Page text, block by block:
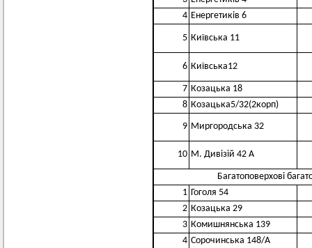
4 Енергетиків 6
5 Київська 11
6 Київська12
7 Козацька 18
8 Козацька5/32(2корп)
9 Миргородська 32
10 М. Дивізій 42 А
Багатоповерхові
1 Гоголя 54
2 Козацька 29
3 Комишнянська 139
4 Сорочинська 148/А